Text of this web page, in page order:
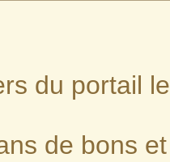
du portail
de bons